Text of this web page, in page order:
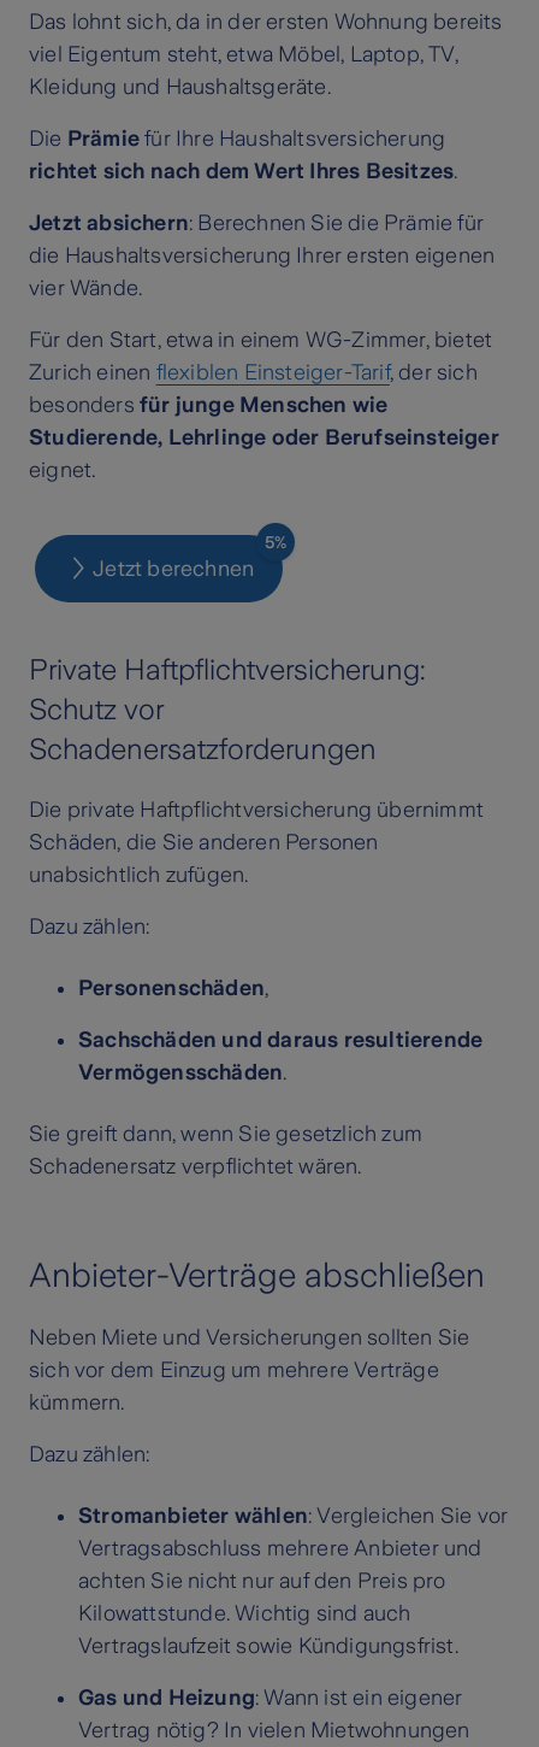
Das lohnt sich, da in der ersten Wohnung bereits
viel Eigentum steht, etwa Möbel, Laptop, TV,
Kleidung und Haushaltsgeräte.
Die Prämie für Ihre Haushaltsversicherung
richtet sich nach dem Wert Ihres Besitzes.
Jetzt absichern: Berechnen Sie die Prämie für
die Haushaltsversicherung Ihrer ersten eigenen
vier Wände.
Für den Start, etwa in einem WG-Zimmer, bietet
Zurich einen flexiblen Einsteiger-Tarif, der sich
besonders für junge Menschen wie
Studierende, Lehrlinge oder Berufseinsteiger
eignet.
Jetzt berechnen
5%
Private Haftpflichtversicherung:
Schutz vor
Schadenersatzforderungen
Die private Haftpflichtversicherung übernimmt
Schäden, die Sie anderen Personen
unabsichtlich zufügen.
Dazu zählen:
Personenschäden,
Sachschäden und daraus resultierende
Vermögensschäden.
Sie greift dann, wenn Sie gesetzlich zum
Schadenersatz verpflichtet wären.
Anbieter-Verträge abschließen
Neben Miete und Versicherungen sollten Sie
sich vor dem Einzug um mehrere Verträge
kümmern.
Dazu zählen:
Stromanbieter wählen: Vergleichen Sie vor
Vertragsabschluss mehrere Anbieter und
achten Sie nicht nur auf den Preis pro
Kilowattstunde. Wichtig sind auch
Vertragslaufzeit sowie Kündigungsfrist.
Gas und Heizung: Wann ist ein eigener
Vertrag nötig? In vielen Mietwohnungen